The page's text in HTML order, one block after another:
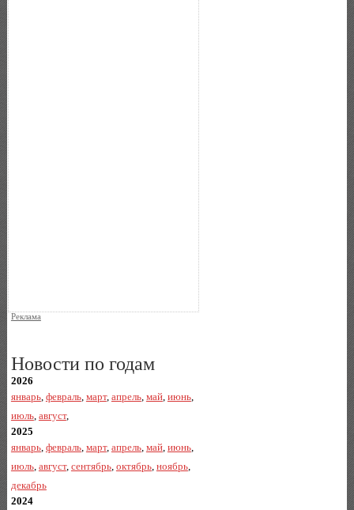
Реклама
Новости по годам
2026
январь, февраль, март, апрель, май, июнь,
июль, август,
2025
январь, февраль, март, апрель, май, июнь,
июль, август, сентябрь, октябрь, ноябрь,
декабрь
2024